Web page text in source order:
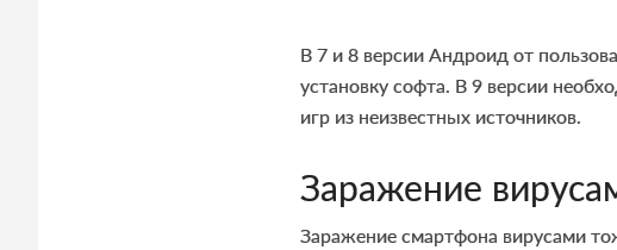
В 7 и 8 версии Андроид от
установку софта. В 9 версии
игр из неизвестных источников.
Заражение
Заражение смартфона вирусами